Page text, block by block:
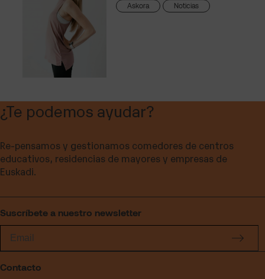
Askora Noticias
¿Te podemos ayudar?
Re-pensamos y gestionamos comedores de centros
educativos, residencias de mayores y empresas de
Euskadi.
Suscríbete a nuestro newsletter
Contacto